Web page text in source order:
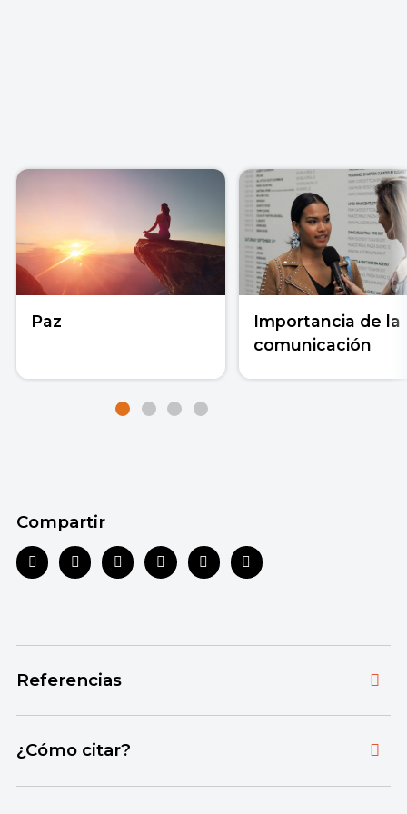
Paz
Importancia de la
comunicación
Compartir
Referencias
Toda la información que ofrecemos está
autorizadas y actualizadas, que aseguran un
contenido confiable en línea con nuestros
¿Cómo citar?